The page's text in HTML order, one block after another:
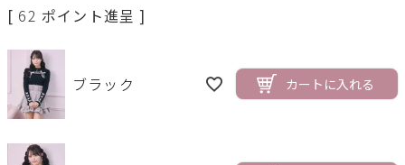
[ 62 ポイント進呈 ]
ブラック カートに入れる